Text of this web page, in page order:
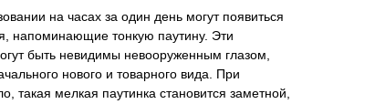
на часах за один день могут появиться
напоминающие тонкую паутину. Эти
быть невидимы невооруженным глазом,
нового и товарного вида. При
такая мелкая паутинка становится заметной,